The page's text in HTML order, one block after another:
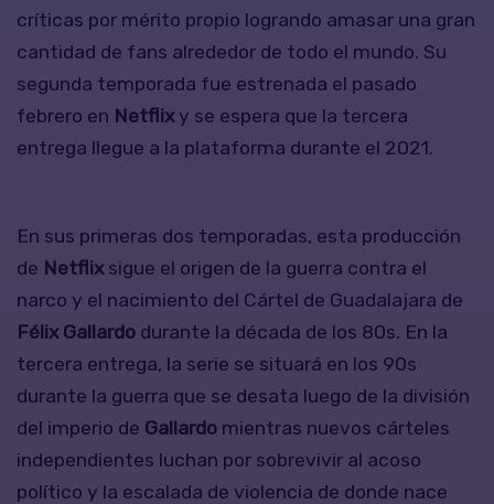
críticas por mérito propio logrando amasar una gran
cantidad de fans alrededor de todo el mundo. Su
segunda temporada fue estrenada el pasado
febrero en Netflixy se espera que la tercera
entrega llegue a la plataforma durante el 2021.
En sus primeras dos temporadas, esta producción
de Netflixsigue el origen de la guerra contra el
narco y el nacimiento del Cártel de Guadalajara de
Félix Gallardo durante la década de los 80s. En la
tercera entrega, la serie se situará en los 90s
durante la guerra que se desata luego de la división
del imperio de Gallardo mientras nuevos cárteles
independientes luchan por sobrevivir al acoso
político y la escalada de violencia de donde nace